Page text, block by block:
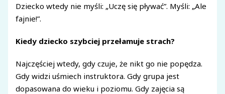
Dziecko wtedy nie myśli: „Uczę się pływać”. Myśli: „Ale
fajnie!”.
Kiedy dziecko szybciej przełamuje strach?
Najczęściej wtedy, gdy czuje, że nikt go nie popędza.
Gdy widzi uśmiech instruktora. Gdy grupa jest
dopasowana do wieku i poziomu. Gdy zajęcia są